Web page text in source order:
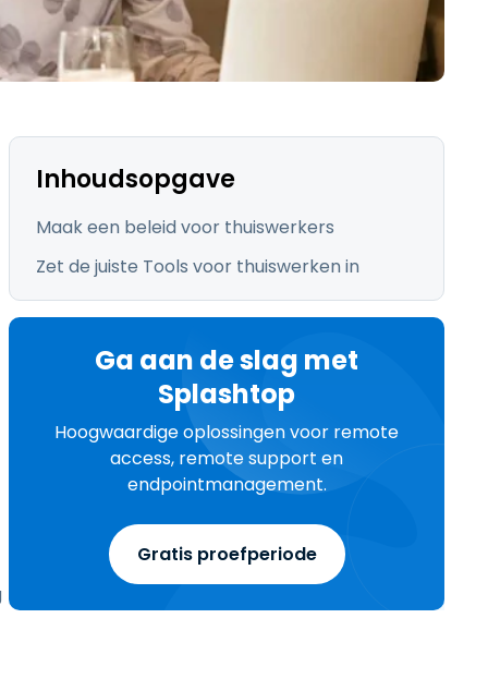
Alle producten
sectoren
繁體中文
日本語
ภาษาไทย
Inhoudsopgave
Maak een beleid voor thuiswerkers
Zet de juiste Tools voor thuiswerken in
Ga aan de slag met
Splashtop
Hoogwaardige oplossingen voor remote
access, remote support en
endpointmanagement.
Gratis proefperiode